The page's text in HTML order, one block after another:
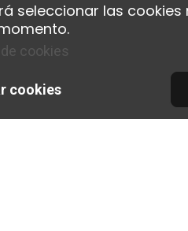
Pro
Tous droits réservés.
seleccionar las
cookies
cookies